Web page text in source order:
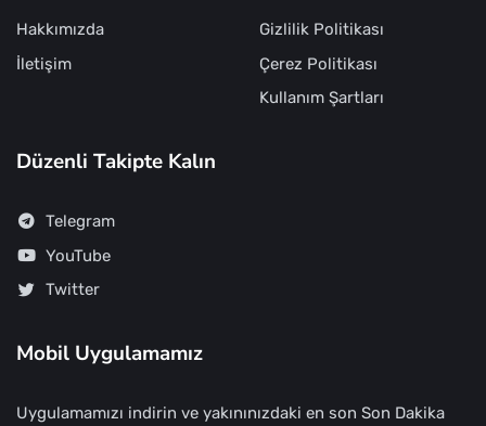
Hakkımızda
İletişim
Gizlilik Politikası
Çerez Politikası
Kullanım Şartları
Düzenli Takipte Kalın
Telegram
YouTube
Twitter
Mobil Uygulamamız
Uygulamamızı indirin ve yakınınızdaki en son Son Dakika